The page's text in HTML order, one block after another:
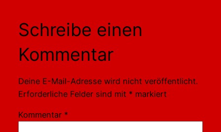
Schreibe einen
Kommentar
Deine E-Mail-Adresse wird nicht veröffentlicht.
Erforderliche Felder sind mit * markiert
Kommentar *